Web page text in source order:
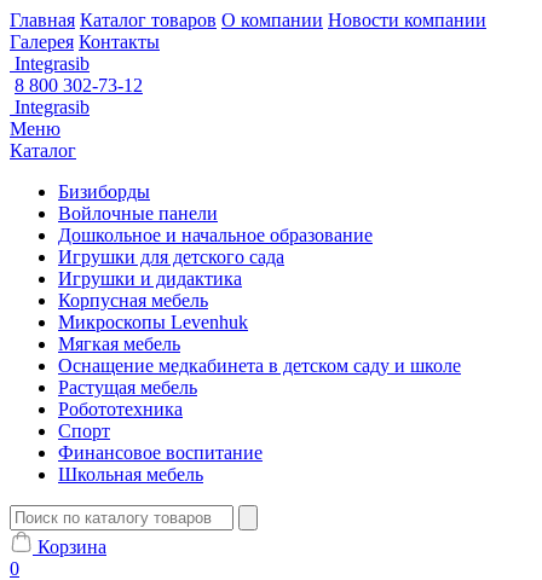
Главная Каталог товаров О компании Новости компании
Галерея Контакты
Integrasib
8 800 302-73-12
Integrasib
Меню
Каталог
Бизиборды
Войлочные панели
Дошкольное и начальное образование
Игрушки для детского сада
Игрушки и дидактика
Корпусная мебель
Микроскопы Levenhuk
Мягкая мебель
Оснащение медкабинета в детском саду и школе
Растущая мебель
Робототехника
Спорт
Финансовое воспитание
Школьная мебель
Корзина
0